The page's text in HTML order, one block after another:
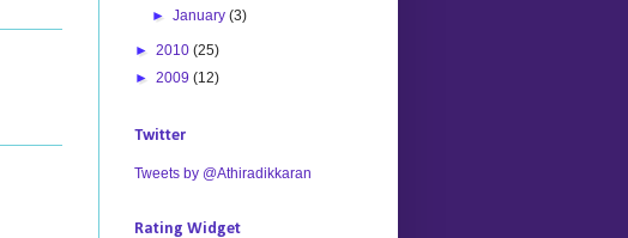
►January(3)
► 2010 (25)
► 2009 (12)
Twitter
Tweets by @Athiradikkaran
Rating Widget